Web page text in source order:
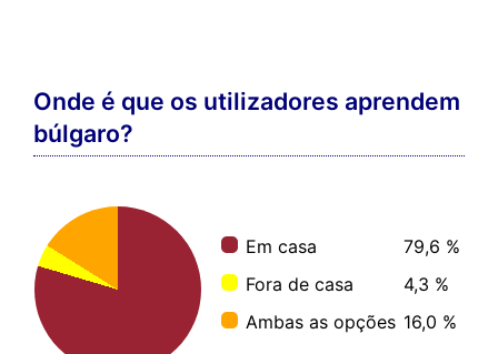
Onde é que os utilizadores aprendem
búlgaro?
Em casa
79,6 %
Fora de casa
4,3 %
Ambas as opções 16,0 %